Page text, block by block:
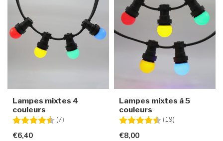
Lampes mixtes 4
couleurs
Note:
(7)
€6,40
Lampes mixtes à 5
couleurs
Note:
(19)
€8,00